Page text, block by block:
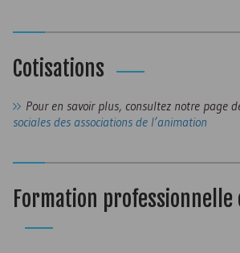
Cotisations
Pour en savoir plus, consultez notre page
sociales des associations de l’animation
Formation